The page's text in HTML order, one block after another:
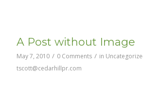
A Post without Image
May 7, 2010 / 0 Comments / in
tscott@cedarhillpr.com